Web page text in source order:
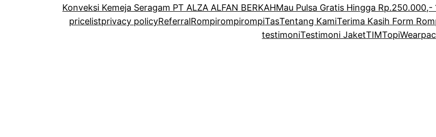
Konveksi Kemeja Seragam PT ALZA ALFAN BERKAHMau Pulsa Gratis Hingga Rp.250.000,-
pricelistprivacy policyReferralRompirompirompiTasTentang KamiTerima Kasih Form
testimoniTestimoni JaketTIMTopi